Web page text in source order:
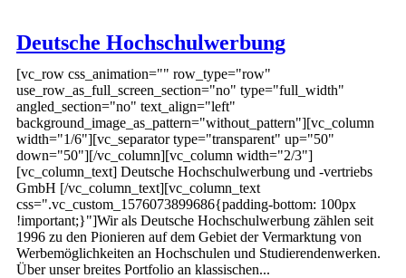
Deutsche Hochschulwerbung
[vc_row css_animation="" row_type="row"
use_row_as_full_screen_section="no" type="full_width"
angled_section="no" text_align="left"
background_image_as_pattern="without_pattern"][vc_column
width="1/6"][vc_separator type="transparent" up="50"
down="50"][/vc_column][vc_column width="2/3"]
[vc_column_text] Deutsche Hochschulwerbung und -vertriebs
GmbH [/vc_column_text][vc_column_text
css=".vc_custom_1576073899686{padding-bottom: 100px
!important;}"]Wir als Deutsche Hochschulwerbung zählen seit
1996 zu den Pionieren auf dem Gebiet der Vermarktung von
Werbemöglichkeiten an Hochschulen und Studierendenwerken.
Über unser breites Portfolio an klassischen...